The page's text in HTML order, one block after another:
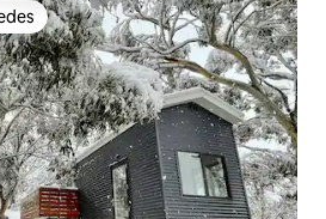
dos hóspedes